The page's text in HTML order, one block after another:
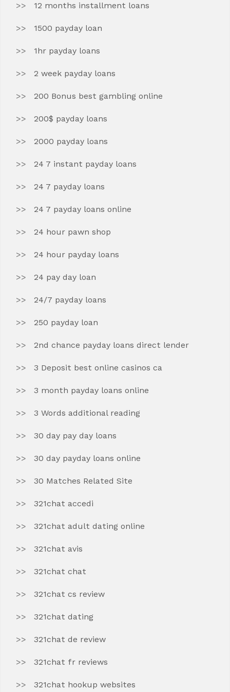
12 months installment loans
1500 payday loan
1hr payday loans
2 week payday loans
200 Bonus best gambling online
200$ payday loans
2000 payday loans
24 7 instant payday loans
24 7 payday loans
24 7 payday loans online
24 hour pawn shop
24 hour payday loans
24 pay day loan
24/7 payday loans
250 payday loan
2nd chance payday loans direct lender
3 Deposit best online casinos ca
3 month payday loans online
3 Words additional reading
30 day pay day loans
30 day payday loans online
30 Matches Related Site
321chat accedi
321chat adult dating online
321chat avis
321chat chat
321chat cs review
321chat dating
321chat de review
321chat fr reviews
321chat hookup websites